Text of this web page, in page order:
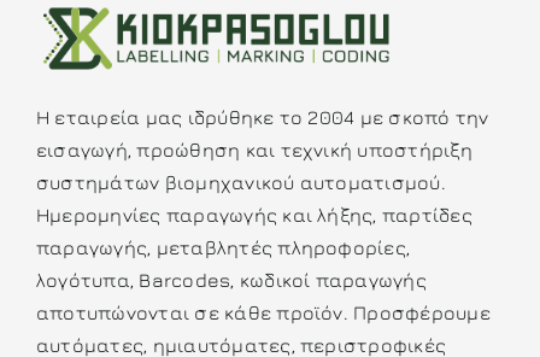
Η εταιρεία μας ιδρύθηκε το 2004 με σκοπό την
εισαγωγή, προώθηση και τεχνική υποστήριξη
συστημάτων βιομηχανικού αυτοματισμού.
Ημερομηνίες παραγωγής και λήξης, παρτίδες
παραγωγής, μεταβλητές πληροφορίες,
λογότυπα, Barcodes, κωδικοί παραγωγής
αποτυπώνονται σε κάθε προϊόν. Προσφέρουμε
αυτόματες, ημιαυτόματες, περιστροφικές